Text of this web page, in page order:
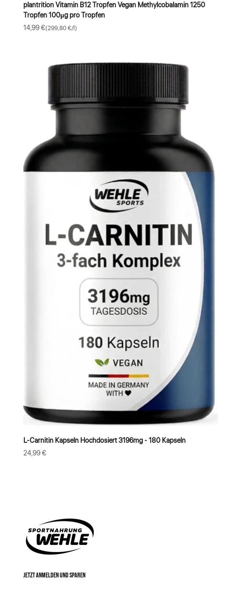
plantrition Vitamin B12 Tropfen Vegan Methylcobalamin 1250
Tropfen 100µg pro Tropfen
Angebot
14,99 €(299,80 €/l)
L-Carnitin Kapseln Hochdosiert 3196mg - 180 Kapseln
Angebot
24,99 €
JETZT ANMELDEN UND SPAREN